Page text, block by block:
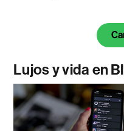
Lujos y vida en